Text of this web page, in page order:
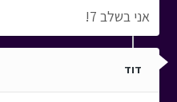
אני בשלב 7!
דוד